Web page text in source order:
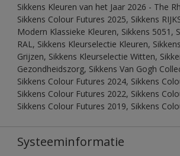
Sikkens Kleuren van het Jaar 2026 - The
Sikkens Colour Futures 2025, Sikkens
Modern Klassieke Kleuren, Sikkens 5051,
RAL, Sikkens Kleurselectie Kleuren,
Grijzen, Sikkens Kleurselectie Witten,
Gezondheidszorg, Sikkens Van Gogh
Sikkens Colour Futures 2024, Sikkens
Sikkens Colour Futures 2022, Sikkens
Sikkens Colour Futures 2019, Sikkens
Systeeminformatie